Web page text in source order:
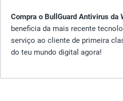
Compra o BullGuard Antivirus da
beneficia da mais recente
serviço ao cliente de primeira
do teu mundo digital agora!